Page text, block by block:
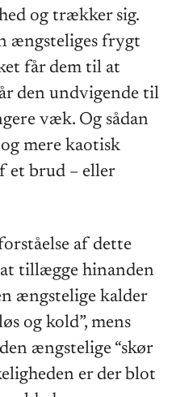
og trækker sig.
ængsteliges frygt
får dem til at
den undvigende til
væk. Og sådan
mere kaotisk
et brud – eller
af dette
tillægge hinanden
ængstelige kalder
og kold”, mens
ængstelige “skør
er der blot